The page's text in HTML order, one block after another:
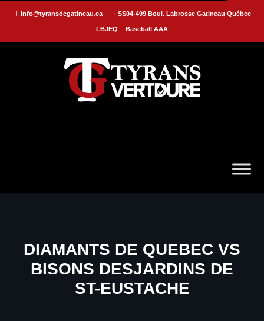
info@tyransdegatineau.ca SS04-499 Boul. Labrosse Gatineau Québec
LBJEQ Baseball AAA
DIAMANTS DE QUEBEC VS
BISONS DESJARDINS DE
ST-EUSTACHE